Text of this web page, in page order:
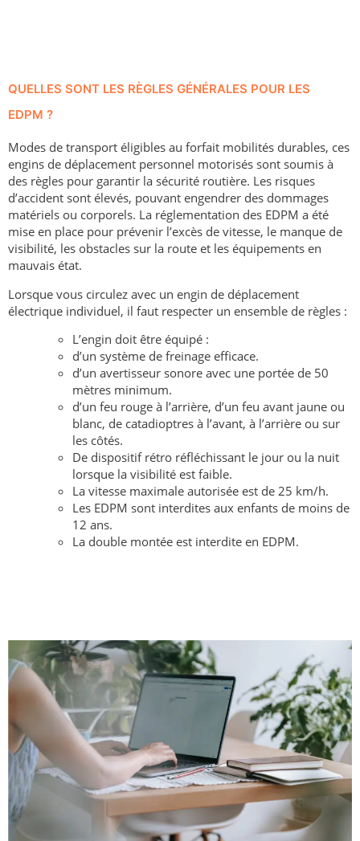
QUELLES SONT LES RÈGLES GÉNÉRALES POUR LES
EDPM ?
Modes de transport éligibles au forfait mobilités durables, ces
engins de déplacement personnel motorisés sont soumis à
des règles pour garantir la sécurité routière. Les risques
d’accident sont élevés, pouvant engendrer des dommages
matériels ou corporels. La réglementation des EDPM a été
mise en place pour prévenir l’excès de vitesse, le manque de
visibilité, les obstacles sur la route et les équipements en
mauvais état.
Lorsque vous circulez avec un engin de déplacement
électrique individuel, il faut respecter un ensemble de règles :
L’engin doit être équipé :
d’un système de freinage efficace.
d’un avertisseur sonore avec une portée de 50
mètres minimum.
d’un feu rouge à l’arrière, d’un feu avant jaune ou
blanc, de catadioptres à l’avant, à l’arrière ou sur
les côtés.
De dispositif rétro réfléchissant le jour ou la nuit
lorsque la visibilité est faible.
La vitesse maximale autorisée est de 25 km/h.
Les EDPM sont interdites aux enfants de moins de
12 ans.
La double montée est interdite en EDPM.